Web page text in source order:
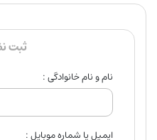
ثبت
نام و نام خانوادگی :
ایمیل یا شماره موبایل :